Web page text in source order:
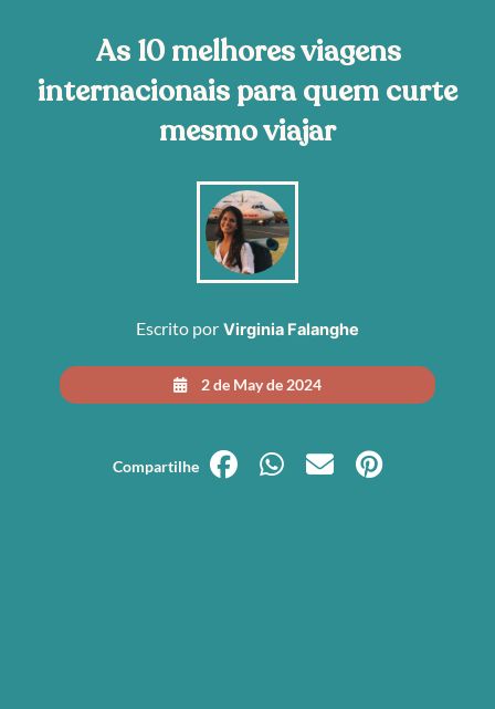
As 10 melhores viagens
internacionais para quem curte
mesmo viajar
Escrito por Virginia Falanghe
2 de May de 2024